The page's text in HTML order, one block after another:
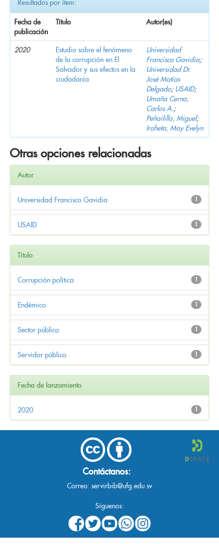
Resultados por ítem:
Fecha de
publicación
Título Autor(es)
2020
Estudio sobre el fenómeno
de la corrupción en El
Salvador y sus efectos en la
ciudadanía
Universidad
Francisco Gavidia;
Universidad Dr.
José Matías
Delgado; USAID;
Umaña Cerna,
Carlos A.;
Peñailillo, Miguel;
Iraheta, May Evelyn
Otras opciones relacionadas
Autor
1
Universidad Francisco Gavidia
1
USAID
Título
1
Corrupción política
1
Endémico
1
Sector público
1
Servidor público
Fecha de lanzamiento
1
2020
Contáctanos:
Correo: servirbib@ufg.edu.sv
Síguenos: